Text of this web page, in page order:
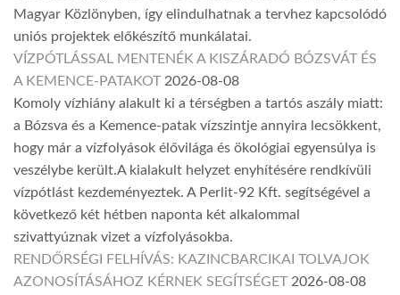
Magyar Közlönyben, így elindulhatnak a tervhez kapcsolódó
uniós projektek előkészítő munkálatai.
VÍZPÓTLÁSSAL MENTENÉK A KISZÁRADÓ BÓZSVÁT ÉS
A KEMENCE-PATAKOT 2026-08-08
Komoly vízhiány alakult ki a térségben a tartós aszály miatt:
a Bózsva és a Kemence-patak vízszintje annyira lecsökkent,
hogy már a vízfolyások élővilága és ökológiai egyensúlya is
veszélybe került.A kialakult helyzet enyhítésére rendkívüli
vízpótlást kezdeményeztek. A Perlit-92 Kft. segítségével a
következő két hétben naponta két alkalommal
szivattyúznak vizet a vízfolyásokba.
RENDŐRSÉGI FELHÍVÁS: KAZINCBARCIKAI TOLVAJOK
AZONOSÍTÁSÁHOZ KÉRNEK SEGÍTSÉGET 2026-08-08